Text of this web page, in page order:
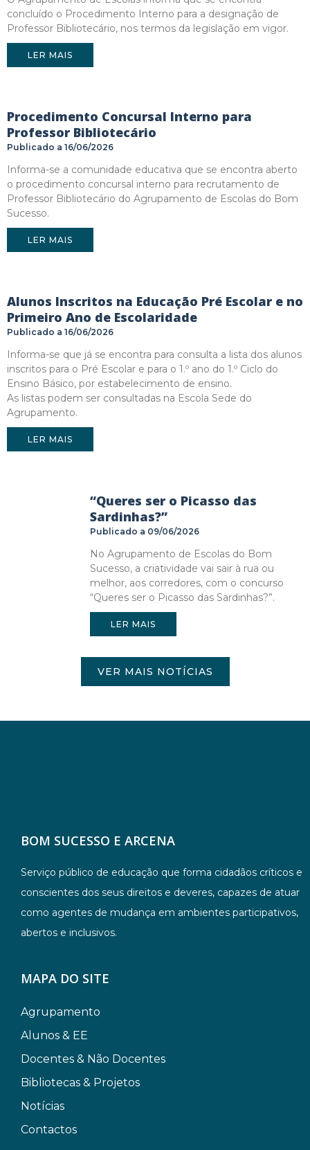
concluído o Procedimento Interno para a designação de
Professor Bibliotecário, nos termos da legislação em vigor.
LER MAIS
Procedimento Concursal Interno para
Professor Bibliotecário
16/06/2026
Informa-se a comunidade educativa que se encontra aberto
o procedimento concursal interno para recrutamento de
Professor Bibliotecário do Agrupamento de Escolas do Bom
Sucesso.
LER MAIS
Alunos Inscritos na Educação Pré Escolar e no
Primeiro Ano de Escolaridade
16/06/2026
Informa-se que já se encontra para consulta a lista dos alunos
inscritos para o Pré Escolar e para o 1.º ano do 1.º Ciclo do
Ensino Básico, por estabelecimento de ensino.
As listas podem ser consultadas na Escola Sede do
Agrupamento.
LER MAIS
“Queres ser o Picasso das
Sardinhas?”
09/06/2026
No Agrupamento de Escolas do Bom
Sucesso, a criatividade vai sair à rua ou
melhor, aos corredores, com o concurso
“Queres ser o Picasso das Sardinhas?”.
LER MAIS
VER MAIS NOTÍCIAS
BOM SUCESSO E ARCENA
Serviço público de educação que forma cidadãos críticos e
conscientes dos seus direitos e deveres, capazes de atuar
como agentes de mudança em ambientes participativos,
abertos e inclusivos.
MAPA DO SITE
Agrupamento
Alunos & EE
Docentes & Não Docentes
Bibliotecas & Projetos
Notícias
Contactos